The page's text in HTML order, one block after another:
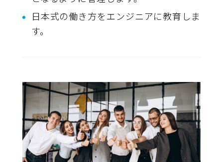
日本式の働き方をエンジニアに教育しま
す。